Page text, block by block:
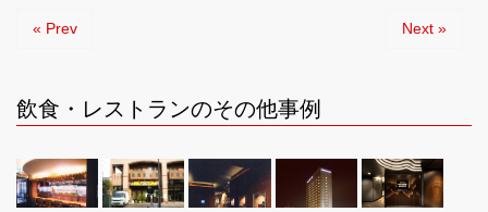
« Prev Next »
飲食・レストランのその他事例